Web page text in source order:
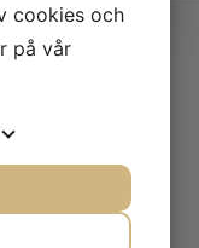
cookies och
på vår